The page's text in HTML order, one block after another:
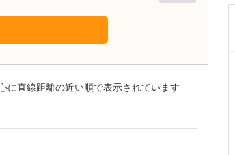
に直線距離の近い順で表示されています
広島県広島市安佐南区
安佐南おなかの内科・内視鏡クリニック
ックにも力を入れているそうですね。